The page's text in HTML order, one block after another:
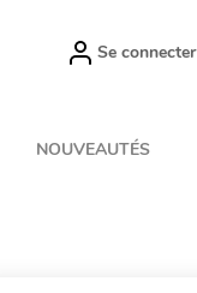
Se connecter
NOUVEAUTÉS